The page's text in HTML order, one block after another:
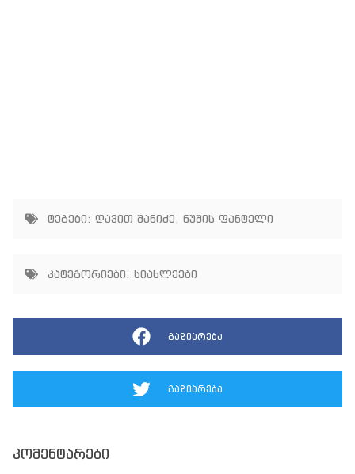
ტეგები: დავით შანიძე, ნუშის ფანტელი
კატეგორიები: სიახლეები
გაზიარება
გაზიარება
კომენტარები